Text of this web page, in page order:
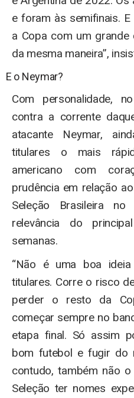
e foram às semifinais.
a Copa com um grande
da mesma maneira”,
E o Neymar?
Com personalidade,
contra a corrente
atacante Neymar,
titulares o mais
americano com
prudência em relação
Seleção Brasileira
relevância do
semanas.
“Não é uma boa
titulares. Corre o risco
perder o resto da
começar sempre no
etapa final. Só assim
bom futebol e fugir do
contudo, também não
Seleção ter nomes